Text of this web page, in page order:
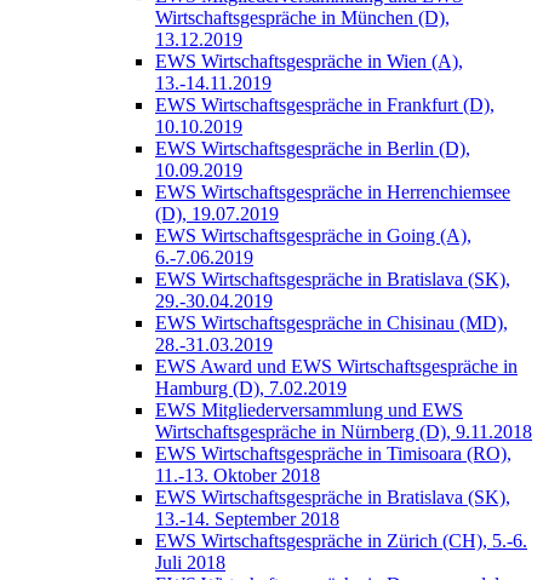
Wirtschaftsgespräche in München (D),
13.12.2019
EWS Wirtschaftsgespräche in Wien (A),
13.-14.11.2019
EWS Wirtschaftsgespräche in Frankfurt (D),
10.10.2019
EWS Wirtschaftsgespräche in Berlin (D),
10.09.2019
EWS Wirtschaftsgespräche in Herrenchiemsee
(D), 19.07.2019
EWS Wirtschaftsgespräche in Going (A),
6.-7.06.2019
EWS Wirtschaftsgespräche in Bratislava (SK),
29.-30.04.2019
EWS Wirtschaftsgespräche in Chisinau (MD),
28.-31.03.2019
EWS Award und EWS Wirtschaftsgespräche in
Hamburg (D), 7.02.2019
EWS Mitgliederversammlung und EWS
Wirtschaftsgespräche in Nürnberg (D), 9.11.2018
EWS Wirtschaftsgespräche in Timisoara (RO),
11.-13. Oktober 2018
EWS Wirtschaftsgespräche in Bratislava (SK),
13.-14. September 2018
EWS Wirtschaftsgespräche in Zürich (CH), 5.-6.
Juli 2018